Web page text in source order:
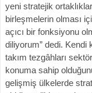
yeni stratejik
birleşmelerin olması
açıcı bir fonksiyonu
diliyorum” dedi. Kendi
takım tezgâhları
konuma sahip
gelişmiş ülkelerde